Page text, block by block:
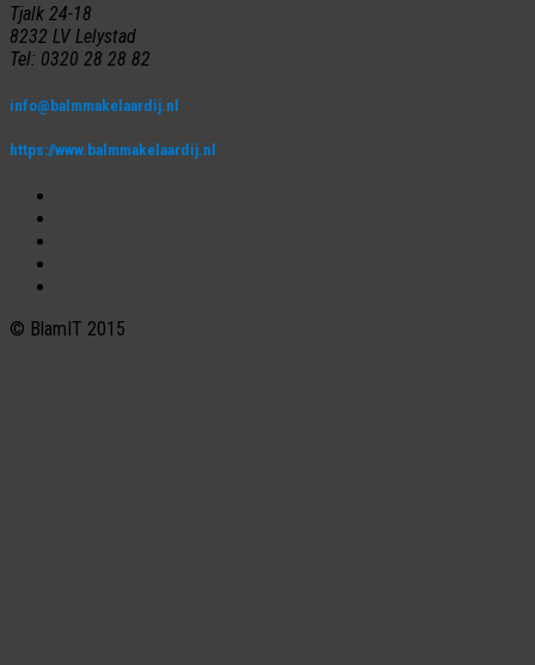
Tjalk 24-18
8232 LV Lelystad
Tel: 0320 28 28 82
info@balmmakelaardij.nl
https://www.balmmakelaardij.nl
© BlamIT 2015